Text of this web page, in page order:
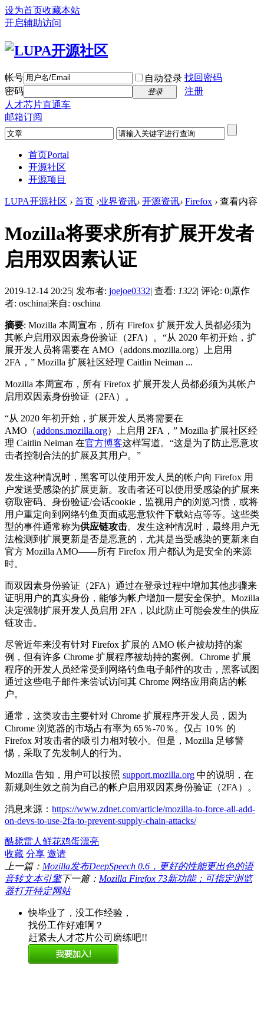
设为首页收藏本站
开启辅助访问
帐号 自动登录 找回密码
密码
登录
注册
人才芯片直通车
邮箱订阅
首页Portal
开源社区
开源项目
LUPA开源社区 › 首页 ›业界资讯› 开源资讯› Firefox › 查看内容
Mozilla将要求所有扩展开发者
启用双因素认证
2019-12-14 20:25| 发布者: joejoe0332| 查看: 1322| 评论: 0|原作
者: oschina|来自: oschina
摘要: Mozilla 本周宣布，所有 Firefox 扩展开发人员都必须为
其帐户启用双因素身份验证（2FA）。“从 2020 年初开始，扩
展开发人员将需要在 AMO（addons.mozilla.org）上启用
2FA，” Mozilla 扩展社区经理 Caitlin Neiman ...
Mozilla 本周宣布，所有 Firefox 扩展开发人员都必须为其帐户
启用双因素身份验证（2FA）。
“从 2020 年初开始，扩展开发人员将需要在
AMO（addons.mozilla.org）上启用 2FA，” Mozilla 扩展社区经
理 Caitlin Neiman 在官方博客这样写道。“这是为了防止恶意攻
击者控制合法的扩展及其用户。”
发生这种情况时，黑客可以使用开发人员的帐户向 Firefox 用
户发送受感染的扩展更新。攻击者还可以使用受感染的扩展来
窃取密码、身份验证/会话cookie，监视用户的浏览习惯，或将
用户重定向到网络钓鱼页面或恶意软件下载站点等等。这些类
型的事件通常称为供应链攻击。发生这种情况时，最终用户无
法检测到扩展更新是否是恶意的，尤其是当受感染的更新来自
官方 Mozilla AMO——所有 Firefox 用户都认为是安全的来源
时。
而双因素身份验证（2FA）通过在登录过程中增加其他步骤来
证明用户的真实身份，能够为帐户增加一层安全保护。Mozilla
决定强制扩展开发人员启用 2FA，以此防止可能会发生的供应
链攻击。
尽管近年来没有针对 Firefox 扩展的 AMO 帐户被劫持的案
例，但有许多 Chrome 扩展程序被劫持的案例。Chrome 扩展
程序的开发人员经常受到网络钓鱼电子邮件的攻击，黑客试图
通过这些电子邮件来尝试访问其 Chrome 网络应用商店的帐
户。
通常，这类攻击主要针对 Chrome 扩展程序开发人员，因为
Chrome 浏览器的市场占有率为 65％-70％。仅占 10％ 的
Firefox 对攻击者的吸引力相对较小。但是，Mozilla 足够警
惕，采取了先发制人的行为。
Mozilla 告知，用户可以按照 support.mozilla.org 中的说明，在
新规则生效之前为自己的帐户启用双因素身份验证（2FA）。
消息来源： https://www.zdnet.com/article/mozilla-to-force-all-add-
on-devs-to-use-2fa-to-prevent-supply-chain-attacks/
酷毙雷人 鲜花鸡蛋漂亮
收藏 分享 邀请
上一篇： Mozilla发布DeepSpeech 0.6，更好的性能更出色的语
音转文本引擎下一篇： Mozilla Firefox 73新功能：可指定浏览
器打开特定网站
快毕业了，没工作经验，
找份工作好难啊？
赶紧去人才芯片公司磨练吧!!